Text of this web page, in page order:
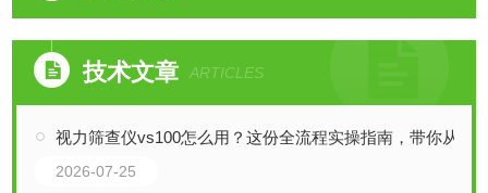
技术文章 ARTICLES
视力筛查仪vs100怎么用？这份全流程实操指南，带你从入门到熟练！
2026-07-25